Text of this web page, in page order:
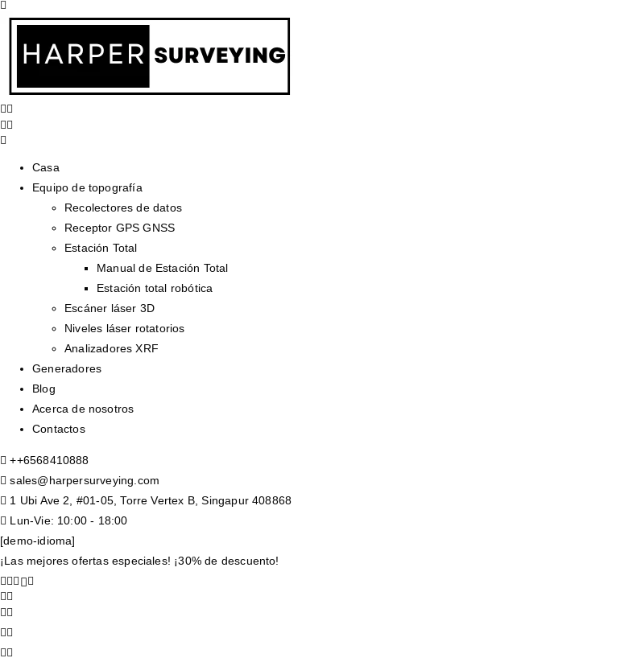
Casa
Equipo de topografía
Recolectores de datos
Receptor GPS GNSS
Estación Total
Manual de Estación Total
Estación total robótica
Escáner láser 3D
Niveles láser rotatorios
Analizadores XRF
Generadores
Blog
Acerca de nosotros
Contactos
++6568410888
sales@harpersurveying.com
1 Ubi Ave 2, #01-05, Torre Vertex B, Singapur 408868
Lun-Vie: 10:00 - 18:00
[demo-idioma]
¡Las mejores ofertas especiales! ¡30% de descuento!